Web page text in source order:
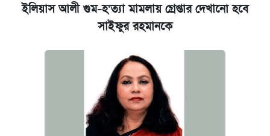
ইলিয়াস আলী গুম-হ'ত্যা মামলায় গ্রেপ্তার দেখানো হবে
সাইফুর রহমানকে